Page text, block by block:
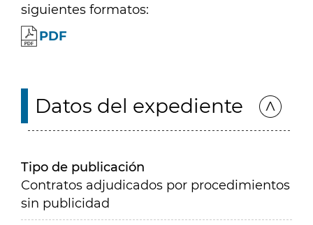
siguientes formatos:
PDF
Datos del expediente
Tipo de publicación
Contratos adjudicados por procedimientos
sin publicidad